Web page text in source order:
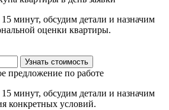
минут, обсудим детали и назначим
оценки квартиры.
Узнать стоимость
предложение по работе
минут, обсудим детали и назначим
конкретных условий.